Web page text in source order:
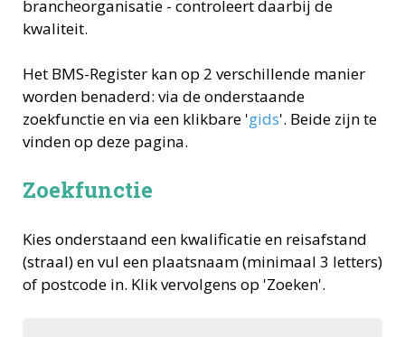
brancheorganisatie - controleert daarbij de
kwaliteit.
Het BMS-Register kan op 2 verschillende manier
worden benaderd: via de onderstaande
zoekfunctie en via een klikbare 'gids'. Beide zijn te
vinden op deze pagina.
Zoekfunctie
Kies onderstaand een kwalificatie en reisafstand
(straal) en vul een plaatsnaam (minimaal 3 letters)
of postcode in. Klik vervolgens op 'Zoeken'.